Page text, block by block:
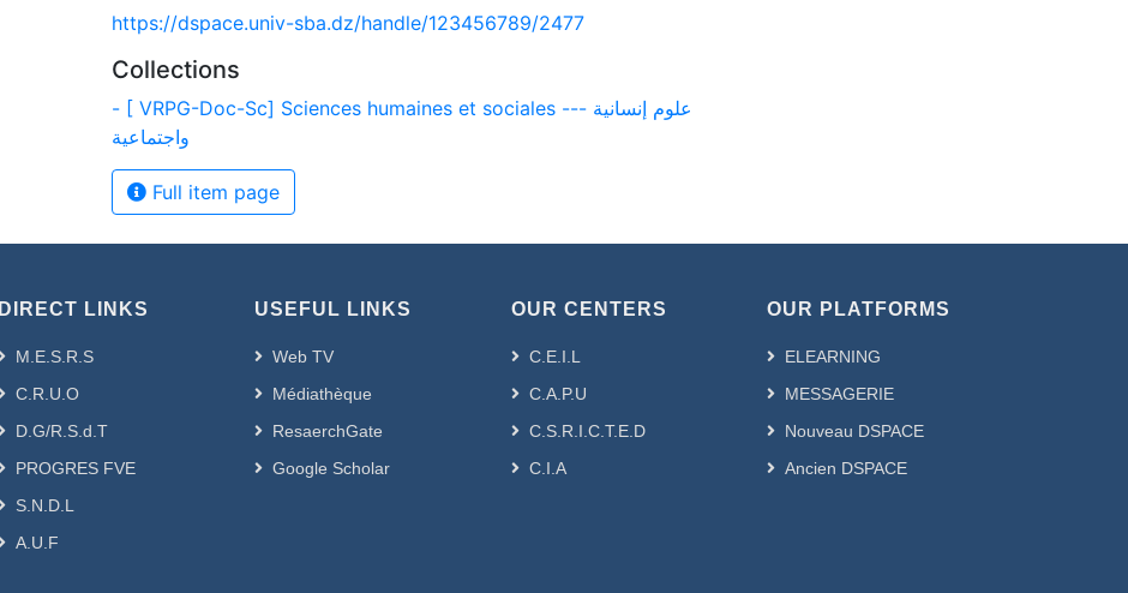
https://dspace.univ-sba.dz/handle/123456789/2477
Collections
- [ VRPG-Doc-Sc] Sciences humaines et sociales --- علوم إنسانية
واجتماعية
Full item page
DIRECT LINKS
M.E.S.R.S
C.R.U.O
D.G/R.S.d.T
PROGRES FVE
S.N.D.L
A.U.F
USEFUL LINKS
Web TV
Médiathèque
ResaerchGate
Google Scholar
OUR CENTERS
C.E.I.L
C.A.P.U
C.S.R.I.C.T.E.D
C.I.A
OUR PLATFORMS
ELEARNING
MESSAGERIE
Nouveau DSPACE
Ancien DSPACE